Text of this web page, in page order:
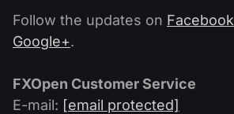
Follow the updates on Facebook
Google+.
FXOpen Customer Service
E-mail: [email protected]